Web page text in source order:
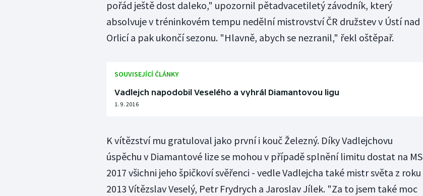
pořád ještě dost daleko," upozornil pětadvacetiletý závodník, který
absolvuje v tréninkovém tempu nedělní mistrovství ČR družstev v Ústí nad
Orlicí a pak ukončí sezonu. "Hlavně, abych se nezranil," řekl oštěpař.
SOUVISEJÍCÍ ČLÁNKY
Vadlejch napodobil Veselého a vyhrál Diamantovou ligu
1. 9. 2016
K vítězství mu gratuloval jako první i kouč Železný. Díky Vadlejchovu
úspěchu v Diamantové lize se mohou v případě splnění limitu dostat na MS
2017 všichni jeho špičkoví svěřenci - vedle Vadlejcha také mistr světa z roku
2013 Vítězslav Veselý, Petr Frydrych a Jaroslav Jílek. "Za to jsem také moc